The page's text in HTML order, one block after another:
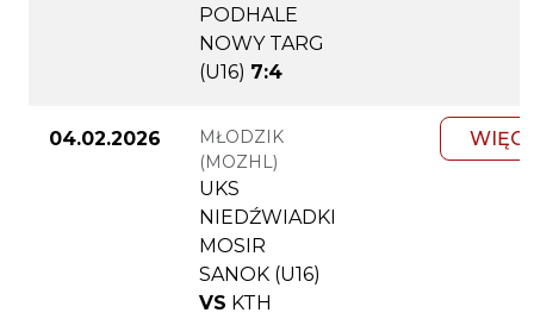
PODHALE
NOWY TARG
(U16) 7:4
04.02.2026
MŁODZIK
(MOZHL)
UKS
NIEDŹWIADKI
MOSIR
SANOK (U16)
VS KTH